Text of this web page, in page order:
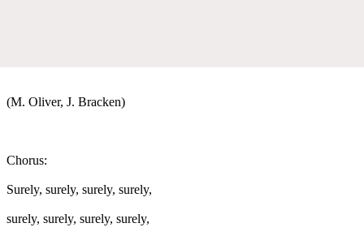
(M. Oliver, J. Bracken)
Chorus:
Surely, surely, surely, surely,
surely, surely, surely, surely,